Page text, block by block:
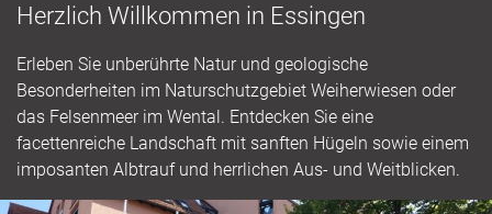
Herzlich Willkommen in Essingen
Erleben Sie unberührte Natur und geologische
Besonderheiten im Naturschutzgebiet Weiherwiesen oder
das Felsenmeer im Wental. Entdecken Sie eine
facettenreiche Landschaft mit sanften Hügeln sowie einem
imposanten Albtrauf und herrlichen Aus- und Weitblicken.